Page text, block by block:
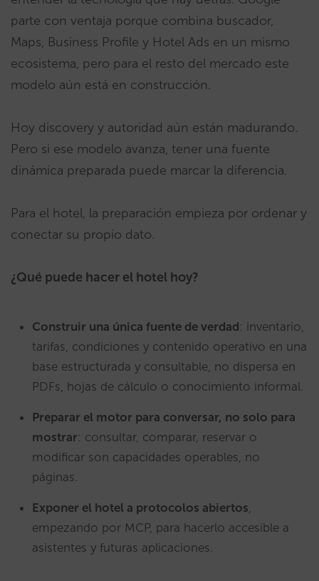
parte con ventaja porque combina buscador,
Maps, Business Profile y Hotel Ads en un mismo
ecosistema, pero para el resto del mercado este
modelo aún está en construcción.
Hoy discovery y autoridad aún están madurando.
Pero si ese modelo avanza, tener una fuente
dinámica preparada puede marcar la diferencia.
Para el hotel, la preparación empieza por ordenar y
conectar su propio dato.
¿Qué puede hacer el hotel hoy?
Construir una única fuente de verdad: inventario,
tarifas, condiciones y contenido operativo en una
base estructurada y consultable, no dispersa en
PDFs, hojas de cálculo o conocimiento informal.
Preparar el motor para conversar, no solo para
mostrar: consultar, comparar, reservar o
modificar son capacidades operables, no
páginas.
Exponer el hotel a protocolos abiertos,
empezando por MCP, para hacerlo accesible a
asistentes y futuras aplicaciones.